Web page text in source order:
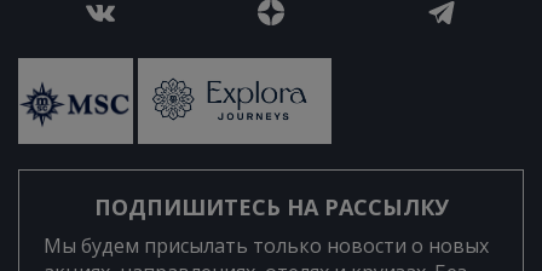
ПОДПИШИТЕСЬ НА РАССЫЛКУ
Мы будем присылать только новости о новых